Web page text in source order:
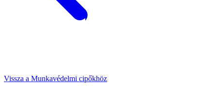
Vissza a Munkavédelmi cipőkhöz